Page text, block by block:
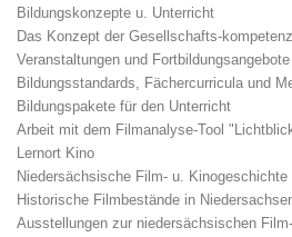
Bildungskonzepte u. Unterricht
Das Konzept der Gesellschafts-
Veranstaltungen und Fortbildungsangebote
Bildungsstandards, Fächercurricula und
Bildungspakete für den Unterricht
Arbeit mit dem Filmanalyse-Tool
Lernort Kino
Niedersächsische Film- u. Kinogeschichte
Historische Filmbestände in
Ausstellungen zur niedersächsischen